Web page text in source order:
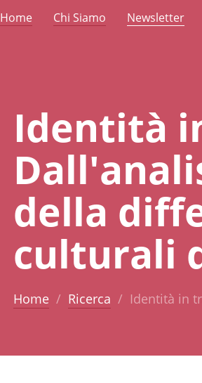
Home Chi Siamo Newsletter
Identità
della
culturali
Home Ricerca Identità in